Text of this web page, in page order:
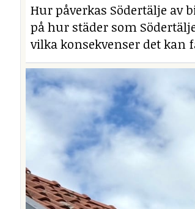
Hur påverkas Södertälje av
på hur städer som
vilka konsekvenser det kan